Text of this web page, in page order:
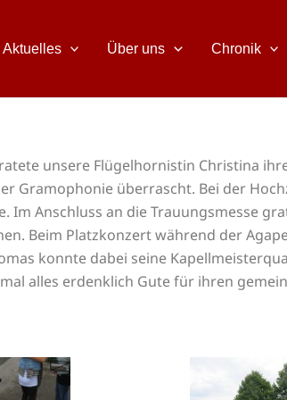
Aktuelles Über uns Chronik
unsere Flügelhornistin Christina
Gramophonie überrascht. Bei der
Im Anschluss an die Trauungsmesse
Beim Platzkonzert während der
konnte dabei seine
alles erdenklich Gute für ihren